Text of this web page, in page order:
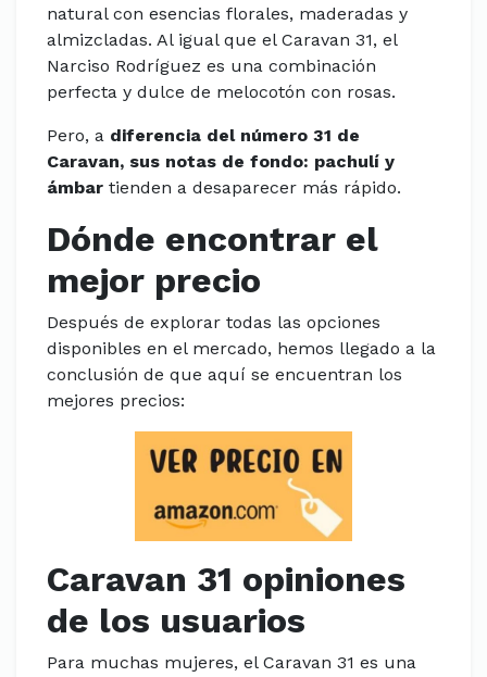
natural con esencias florales, maderadas y
almizcladas. Al igual que el Caravan 31, el
Narciso Rodríguez es una combinación
perfecta y dulce de melocotón con rosas.
Pero, a diferencia del número 31 de
Caravan, sus notas de fondo: pachulí y
ámbar tienden a desaparecer más rápido.
Dónde encontrar el
mejor precio
Después de explorar todas las opciones
disponibles en el mercado, hemos llegado a la
conclusión de que aquí se encuentran los
mejores precios:
Caravan 31 opiniones
de los usuarios
Para muchas mujeres, el Caravan 31 es una